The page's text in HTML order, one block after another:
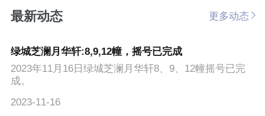
最新动态 更多动态
绿城芝澜月华轩:8,9,12幢，摇号已完成
2023年11月16日绿城芝澜月华轩8、9、12幢摇号已完
成。
2023-11-16